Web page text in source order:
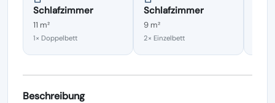
Schlafzimmer
11 m²
1× Doppelbett
Schlafzimmer
9 m²
2× Einzelbett
Beschreibung